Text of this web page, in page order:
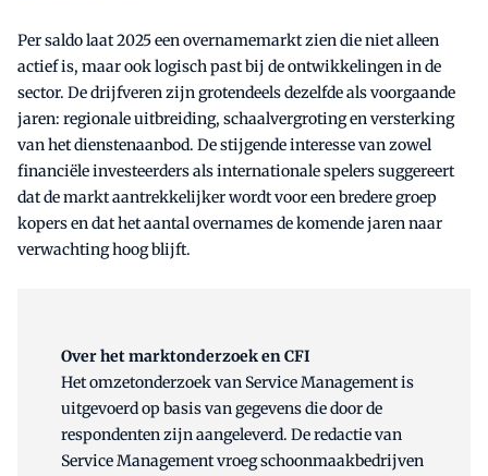
Per saldo laat 2025 een overnamemarkt zien die niet alleen
actief is, maar ook logisch past bij de ontwikkelingen in de
sector. De drijfveren zijn grotendeels dezelfde als voorgaande
jaren: regionale uitbreiding, schaalvergroting en versterking
van het dienstenaanbod. De stijgende interesse van zowel
financiële investeerders als internationale spelers suggereert
dat de markt aantrekkelijker wordt voor een bredere groep
kopers en dat het aantal overnames de komende jaren naar
verwachting hoog blijft.
Over het marktonderzoek en CFI
Het omzetonderzoek van Service Management is
uitgevoerd op basis van gegevens die door de
respondenten zijn aangeleverd. De redactie van
Service Management vroeg schoonmaakbedrijven